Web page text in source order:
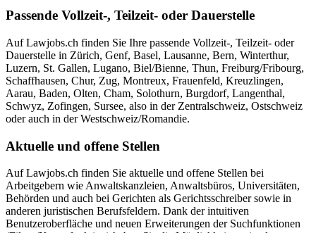
Passende Vollzeit-, Teilzeit- oder Dauerstelle
Auf Lawjobs.ch finden Sie Ihre passende Vollzeit-, Teilzeit- oder
Dauerstelle in Zürich, Genf, Basel, Lausanne, Bern, Winterthur,
Luzern, St. Gallen, Lugano, Biel/Bienne, Thun, Freiburg/Fribourg,
Schaffhausen, Chur, Zug, Montreux, Frauenfeld, Kreuzlingen,
Aarau, Baden, Olten, Cham, Solothurn, Burgdorf, Langenthal,
Schwyz, Zofingen, Sursee, also in der Zentralschweiz, Ostschweiz
oder auch in der Westschweiz/Romandie.
Aktuelle und offene Stellen
Auf Lawjobs.ch finden Sie aktuelle und offene Stellen bei
Arbeitgebern wie Anwaltskanzleien, Anwaltsbüros, Universitäten,
Behörden und auch bei Gerichten als Gerichtsschreiber sowie in
anderen juristischen Berufsfeldern. Dank der intuitiven
Benutzeroberfläche und neuen Erweiterungen der Suchfunktionen